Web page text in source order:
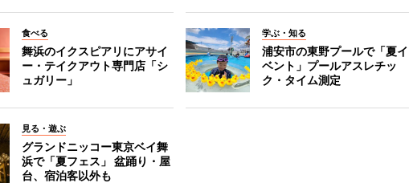
食べる
舞浜のイクスピアリにアサイ
ー・テイクアウト専門店「シ
ュガリー」
学ぶ・知る
浦安市の東野プールで「夏イ
ベント」プールアスレチッ
ク・タイム測定
見る・遊ぶ
グランドニッコー東京ベイ舞
浜で「夏フェス」 盆踊り・屋
台、宿泊客以外も